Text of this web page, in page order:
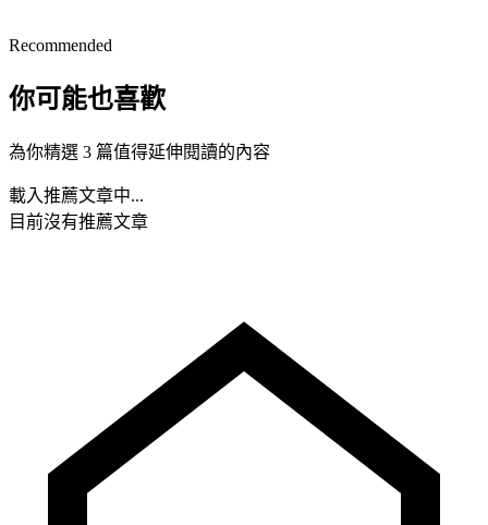
Recommended
你可能也喜歡
為你精選 3 篇值得延伸閱讀的內容
載入推薦文章中...
目前沒有推薦文章